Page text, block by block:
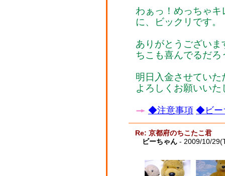
わぁっ！めっちゃ
に、ビックリです。
ありがとうございま
ちこも喜んでるだろ
明日入金させていた
よろしくお願いいた
◆注意事項 ◆ビー
Re: 京都府のちこたこ君
ビーちゃん - 2009/10/